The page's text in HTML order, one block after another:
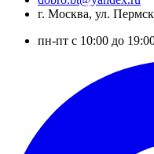
г. Москва, ул.
пн-пт с 10:00 до